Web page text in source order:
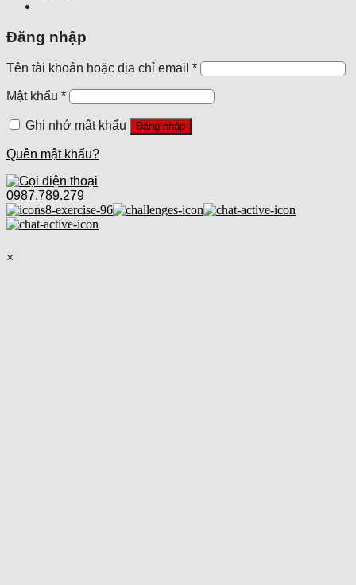
Đăng nhập
Tên tài khoản hoặc địa chỉ email *
Mật khẩu *
Ghi nhớ mật khẩu Đăng nhập
Quên mật khẩu?
0987.789.279
×